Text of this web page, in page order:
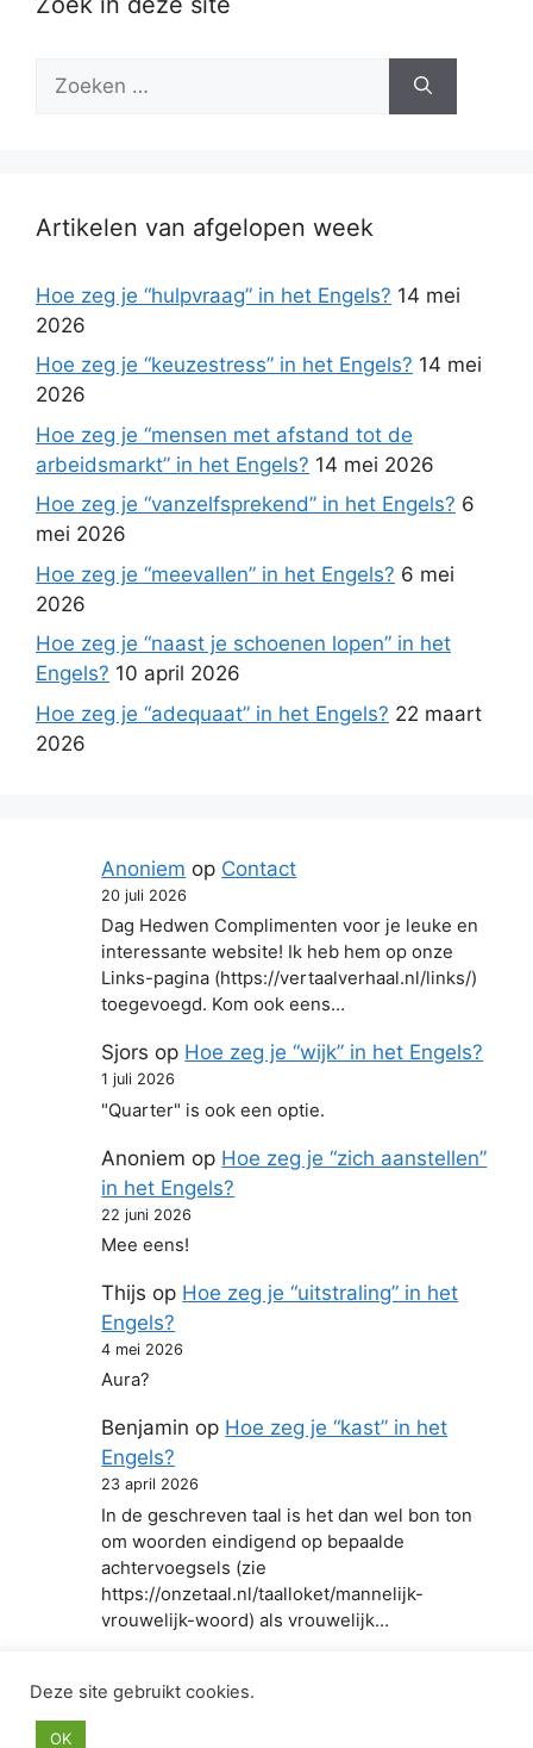
naar:
Artikelen van afgelopen week
Hoe zeg je “hulpvraag” in het Engels? 14 mei
2026
Hoe zeg je “keuzestress” in het Engels? 14 mei
2026
Hoe zeg je “mensen met afstand tot de
arbeidsmarkt” in het Engels? 14 mei 2026
Hoe zeg je “vanzelfsprekend” in het Engels? 6
mei 2026
Hoe zeg je “meevallen” in het Engels? 6 mei
2026
Hoe zeg je “naast je schoenen lopen” in het
Engels? 10 april 2026
Hoe zeg je “adequaat” in het Engels? 22 maart
2026
Anoniem op Contact
20 juli 2026
Dag Hedwen Complimenten voor je leuke en
interessante website! Ik heb hem op onze
Links-pagina (https://vertaalverhaal.nl/links/)
toegevoegd. Kom ook eens…
Sjors op Hoe zeg je “wijk” in het Engels?
1 juli 2026
"Quarter" is ook een optie.
Anoniem op Hoe zeg je “zich aanstellen”
in het Engels?
22 juni 2026
Mee eens!
Thijs op Hoe zeg je “uitstraling” in het
Engels?
4 mei 2026
Aura?
Benjamin op Hoe zeg je “kast” in het
Engels?
23 april 2026
In de geschreven taal is het dan wel bon ton
om woorden eindigend op bepaalde
achtervoegsels (zie
https://onzetaal.nl/taalloket/mannelijk-
vrouwelijk-woord) als vrouwelijk…
© 2026 Hoe zeg je in het Engels
Deze site gebruikt cookies.
OK